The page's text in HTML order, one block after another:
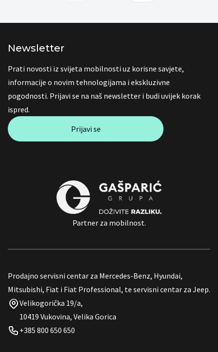
Newsletter
Prati novosti iz svijeta mobilnosti uz korisne savjete,
informacije o novim tehnologijama i ekskluzivne
pogodnosti. Prijavi se na naš newsletter i budi uvijek korak
ispred.
Prijavi se
Partner za mobilnost.
Prodajno servisni centar za Mercedes-Benz, Hyundai,
Mitsubishi, Fiat i Fiat Professional, te servisni centar za Jeep.
Velikogorička 19/a,
10419 Vukovina, Velika Gorica
+385 800 650 650